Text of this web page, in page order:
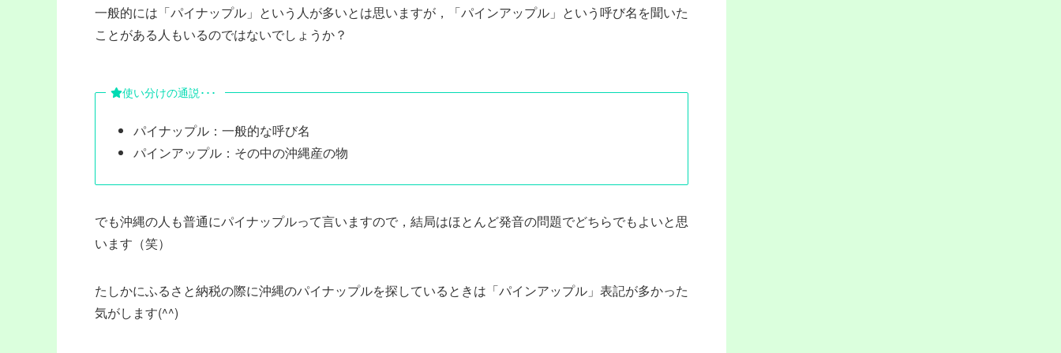
一般的には「パイナップル」という人が多いとは思いますが，「パインアップル」という呼び名を聞いた
ことがある人もいるのではないでしょうか？
使い分けの通説･･･
パイナップル：一般的な呼び名
パインアップル：その中の沖縄産の物
でも沖縄の人も普通にパイナップルって言いますので，結局はほとんど発音の問題でどちらでもよいと思
います（笑）
たしかにふるさと納税の際に沖縄のパイナップルを探しているときは「パインアップル」表記が多かった
気がします(^^)